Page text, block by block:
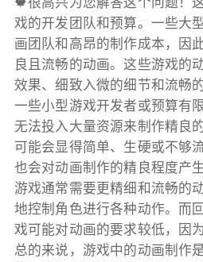
戏的开发团队和预算。一些大
画团队和高昂的制作成本，因
良且流畅的动画。这些游戏的
效果、细致入微的细节和流畅
一些小型游戏开发者或预算有
无法投入大量资源来制作精良
可能会显得简单、生硬或不够
也会对动画制作的精良程度产
游戏通常需要更精细和流畅的
地控制角色进行各种动作。而
戏可能对动画的要求较低，因
总的来说，游戏中的动画制作